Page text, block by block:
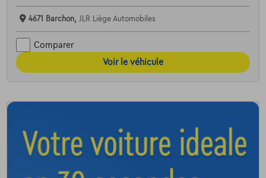
4671 Barchon, JLR Liège Automobiles
Comparer
Voir le véhicule